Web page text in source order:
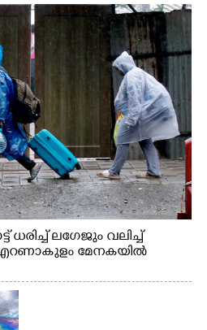
ധരിച്ച് ലഗേജും വലിച്ച്
മേനകയിൽ